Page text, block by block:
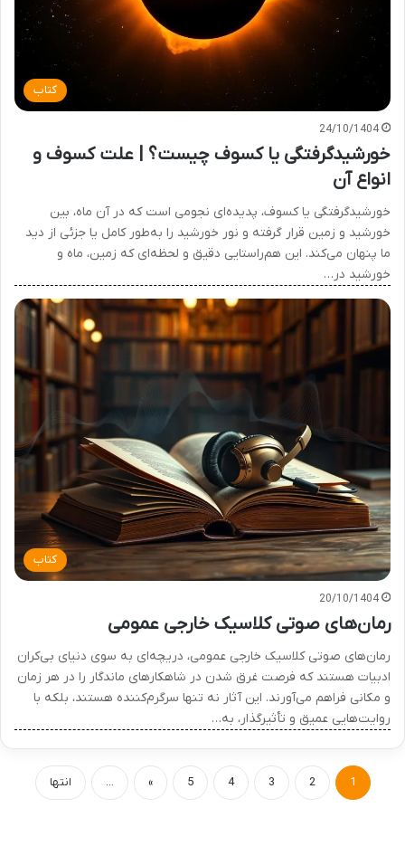
کتاب
24/10/1404
خورشیدگرفتگی یا کسوف چیست؟ | علت کسوف و
انواع آن
خورشیدگرفتگی یا کسوف، پدیده‌ای نجومی است که در آن ماه، بین
خورشید و زمین قرار گرفته و نور خورشید را به‌طور کامل یا جزئی از دید
ما پنهان می‌کند. این هم‌راستایی دقیق و لحظه‌ای که زمین، ماه و
خورشید در…
کتاب
20/10/1404
رمان‌های صوتی کلاسیک خارجی عمومی
رمان‌های صوتی کلاسیک خارجی عمومی، دریچه‌ای به سوی دنیای بی‌کران
ادبیات هستند که فرصت غرق شدن در شاهکارهای ماندگار را در هر زمان
و مکانی فراهم می‌آورند. این آثار نه تنها سرگرم‌کننده هستند، بلکه با
روایت‌هایی عمیق و تأثیرگذار، به…
1
2
3
4
5
»
... انتها